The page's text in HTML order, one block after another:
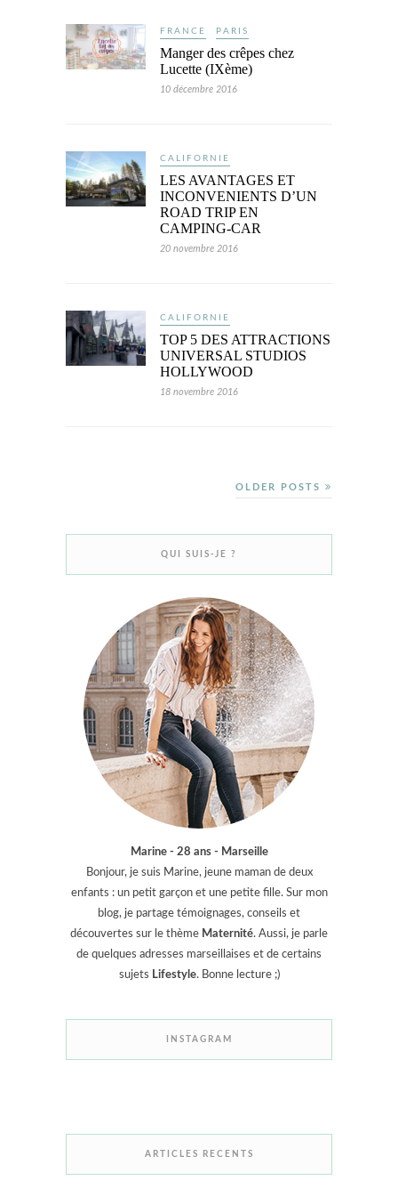
FRANCE PARIS
Manger des crêpes chez
Lucette (IXème)
10 décembre 2016
CALIFORNIE
LES AVANTAGES ET
INCONVENIENTS D’UN
ROAD TRIP EN
CAMPING-CAR
20 novembre 2016
CALIFORNIE
TOP 5 DES ATTRACTIONS
UNIVERSAL STUDIOS
HOLLYWOOD
18 novembre 2016
OLDER POSTS
QUI SUIS-JE ?
Marine - 28 ans - Marseille
Bonjour, je suis Marine, jeune maman de deux
enfants : un petit garçon et une petite fille. Sur mon
blog, je partage témoignages, conseils et
découvertes sur le thème Maternité. Aussi, je parle
de quelques adresses marseillaises et de certains
sujets Lifestyle. Bonne lecture ;)
INSTAGRAM
ARTICLES RECENTS